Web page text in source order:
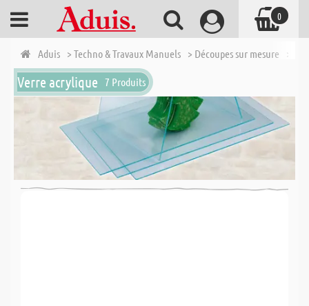
Aduis > Techno & Travaux Manuels > Découpes sur mesure >
Verre acrylique 7 Produits
0